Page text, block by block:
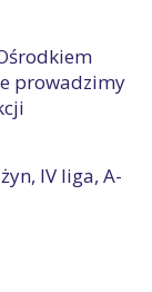
prowadzimy
IV liga, A-